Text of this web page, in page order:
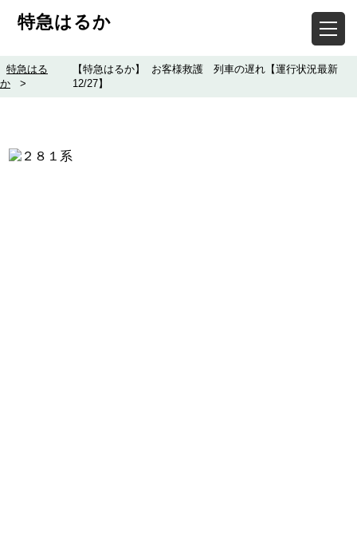
特急はるか
特急はる
か
>
【特急はるか】 お客様救護 列車の遅れ【運行状況最新
12/27】